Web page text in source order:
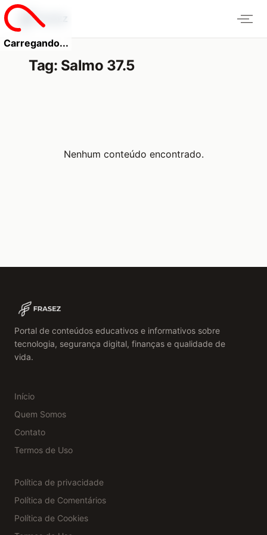
Carregando...
Tag: Salmo 37.5
Nenhum conteúdo encontrado.
Portal de conteúdos educativos e informativos sobre
tecnologia, segurança digital, finanças e qualidade de
vida.
Início
Quem Somos
Contato
Termos de Uso
Política de privacidade
Política de Comentários
Política de Cookies